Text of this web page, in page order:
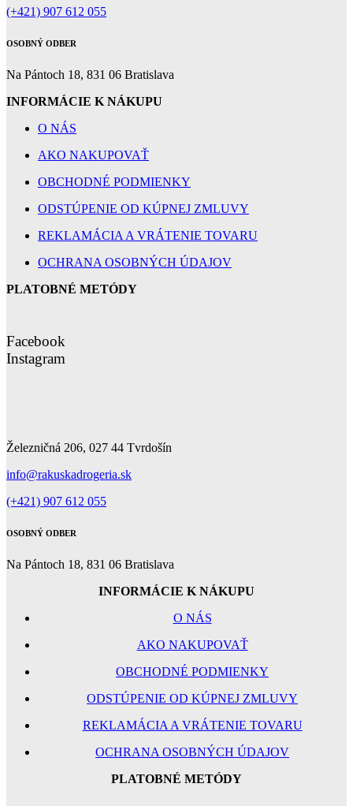
(+421) 907 612 055
OSOBNÝ ODBER
Na Pántoch 18, 831 06 Bratislava
INFORMÁCIE K NÁKUPU
O NÁS
AKO NAKUPOVAŤ
OBCHODNÉ PODMIENKY
ODSTÚPENIE OD KÚPNEJ ZMLUVY
REKLAMÁCIA A VRÁTENIE TOVARU
OCHRANA OSOBNÝCH ÚDAJOV
PLATOBNÉ METÓDY
Facebook
Instagram
Železničná 206, 027 44 Tvrdošín
info@rakuskadrogeria.sk
(+421) 907 612 055
OSOBNÝ ODBER
Na Pántoch 18, 831 06 Bratislava
INFORMÁCIE K NÁKUPU
O NÁS
AKO NAKUPOVAŤ
OBCHODNÉ PODMIENKY
ODSTÚPENIE OD KÚPNEJ ZMLUVY
REKLAMÁCIA A VRÁTENIE TOVARU
OCHRANA OSOBNÝCH ÚDAJOV
PLATOBNÉ METÓDY